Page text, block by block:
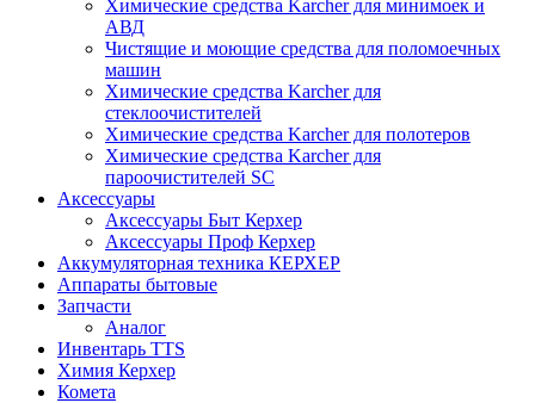
Химические средства Karcher для минимоек и
АВД
Чистящие и моющие средства для поломоечных
машин
Химические средства Karcher для
стеклоочистителей
Химические средства Karcher для полотеров
Химические средства Karcher для
пароочистителей SC
Аксессуары
Аксессуары Быт Керхер
Аксессуары Проф Керхер
Аккумуляторная техника КЕРХЕР
Аппараты бытовые
Запчасти
Аналог
Инвентарь TTS
Химия Керхер
Комета